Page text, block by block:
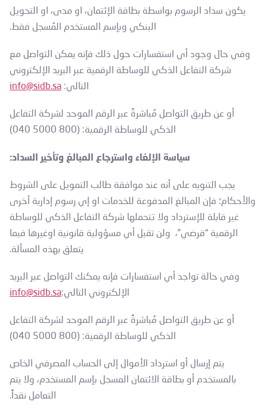
يكون سداد الرسوم بواسطة بطاقة الإئتمان، او مدى، او التحويل
البنكي وبإسم المستخدم المُسجل فقط.
وفي حال وجود أي استفسارات حول ذلك فإنه يمكن التواصل مع
شركة التفاعل الذكي للوساطة الرقمية عبر البريد الإلكتروني
التالي: info@sidb.sa
أو عن طريق التواصل مُباشرةً عبر الرقم الموحد لشركة التفاعل
الذكي للوساطة الرقمية: (800 5000 040)
سياسة الإلغاء واسترجاع المبالغ وتأخير السداد:
يجب التنويه على أنه عند موافقة طالب التمويل على الشروط
والأحكام؛ فإن المبالغ المدفوعة للخدمات او إي رسوم إدارية أخرى
غير قابلة للإسترداد ولا تتحملها شركة التفاعل الذكي للوساطة
الرقمية “قرضي”، ولن تقبل أي مسؤولية قانونية اوغيرها فيما
يتعلق بهذه المسألة.
وفي حالة تواجد أي استفسارات فإنه يمكنك التواصل عبر البريد
الإلكتروني التالي:info@sidb.sa
أو عن طريق التواصل مُباشرةً عبر الرقم الموحد لشركة التفاعل
الذكي للوساطة الرقمية: (800 5000 040)
يتم إرسال أو استرداد الأموال إلى الحساب المصرفي الخاص
بالمستخدم أو بطاقة الائتمان المسجل بإسم المستخدم، ولا يتم
التعامل نقداً.